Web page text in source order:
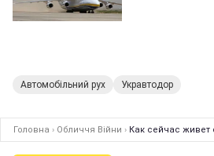
Автомобільний рух Укравтодор
Головна › Обличчя Війни › Как сейчас